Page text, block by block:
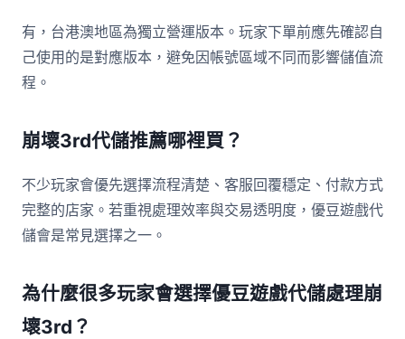
有，台港澳地區為獨立營運版本。玩家下單前應先確認自
己使用的是對應版本，避免因帳號區域不同而影響儲值流
程。
崩壞3rd代儲推薦哪裡買？
不少玩家會優先選擇流程清楚、客服回覆穩定、付款方式
完整的店家。若重視處理效率與交易透明度，優豆遊戲代
儲會是常見選擇之一。
為什麼很多玩家會選擇優豆遊戲代儲處理崩
壞3rd？